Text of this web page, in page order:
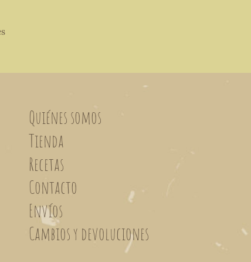
Quiénes somos
Tienda
Recetas
Contacto
Envíos
Cambios y devoluciones